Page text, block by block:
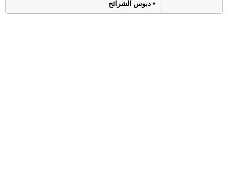
• دبوس الشرائح